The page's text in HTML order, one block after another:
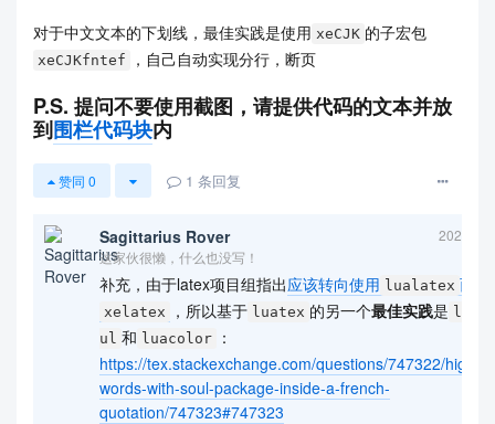
对于中文文本的下划线，最佳实践是使用 xeCJK 的子宏包
xeCJKfntef ，自己自动实现分行，断页
P.S. 提问不要使用截图，请提供代码的文本并放
到围栏代码块内
赞同 0 1 条回复
Sagittarius Rover
2025-
这家伙很懒，什么也没写！
补充，由于latex项目组指出应该转向使用 lualatex 而不
xelatex ，所以基于 luatex 的另一个最佳实践是 lua-
ul 和 luacolor
：
https://tex.stackexchange.com/questions/747322/
words-with-soul-package-inside-a-french-
quotation/747323#747323